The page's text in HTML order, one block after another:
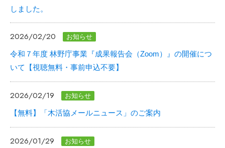
しました。
2026/02/20 お知らせ
令和７年度 林野庁事業『成果報告会（Zoom）』の開催につ
いて【視聴無料・事前申込不要】
2026/02/19 お知らせ
【無料】「木活協メールニュース」のご案内
2026/01/29 お知らせ